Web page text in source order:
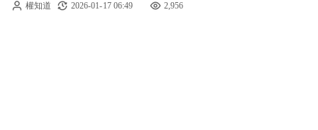
風險，其費用率（內扣費用）通常更為低廉，
權知道 2026-01-17 06:49 2,956